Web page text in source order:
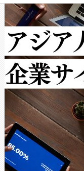
クルの各
[…]
で向上し
ットだけ
ルの変電
作業と点
Avia 2は
× 80°の
ードを切
ることな